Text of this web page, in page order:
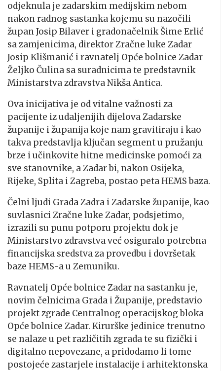
odjeknula je zadarskim medijskim nebom
nakon radnog sastanka kojemu su nazočili
župan Josip Bilaver i gradonačelnik Šime Erlić
sa zamjenicima, direktor Zračne luke Zadar
Josip Klišmanić i ravnatelj Opće bolnice Zadar
Željko Čulina sa suradnicima te predstavnik
Ministarstva zdravstva Nikša Antica.
Ova inicijativa je od vitalne važnosti za
pacijente iz udaljenijih dijelova Zadarske
županije i županija koje nam gravitiraju i kao
takva predstavlja ključan segment u pružanju
brze i učinkovite hitne medicinske pomoći za
sve stanovnike, a Zadar bi, nakon Osijeka,
Rijeke, Splita i Zagreba, postao peta HEMS baza.
Čelni ljudi Grada Zadra i Zadarske županije, kao
suvlasnici Zračne luke Zadar, podsjetimo,
izrazili su punu potporu projektu dok je
Ministarstvo zdravstva već osiguralo potrebna
financijska sredstva za provedbu i dovršetak
baze HEMS-a u Zemuniku.
Ravnatelj Opće bolnice Zadar na sastanku je,
novim čelnicima Grada i Županije, predstavio
projekt zgrade Centralnog operacijskog bloka
Opće bolnice Zadar. Kirurške jedinice trenutno
se nalaze u pet različitih zgrada te su fizički i
digitalno nepovezane, a pridodamo li tome
postojeće zastarjele instalacije i arhitektonska